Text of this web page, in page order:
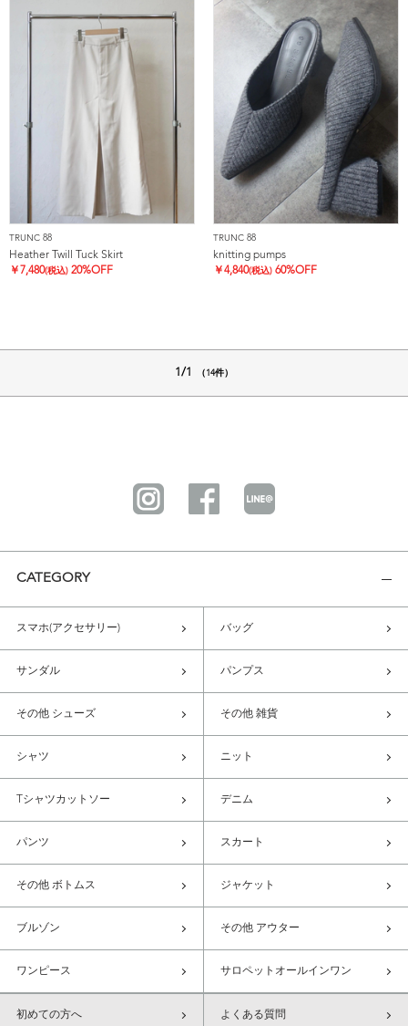
TRUNC 88
Heather Twill Tuck Skirt
￥ 7,480(税込) 20%OFF
TRUNC 88
knitting pumps
￥4,840(税込) 60%OFF
1/1 （14件）
CATEGORY
スマホ(アクセサリー) バッグ
サンダル パンプス
その他 シューズ その他 雑貨
シャツ ニット
Tシャツカットソー デニム
パンツ スカート
その他 ボトムス ジャケット
ブルゾン その他 アウター
ワンピース サロペットオールインワン
初めての方へ よくある質問